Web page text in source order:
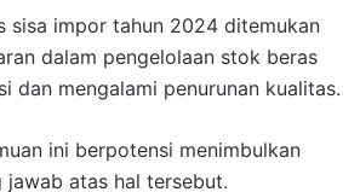
sisa impor tahun 2024 ditemukan
dalam pengelolaan stok beras
dan mengalami penurunan kualitas.
ini berpotensi menimbulkan
jawab atas hal tersebut.